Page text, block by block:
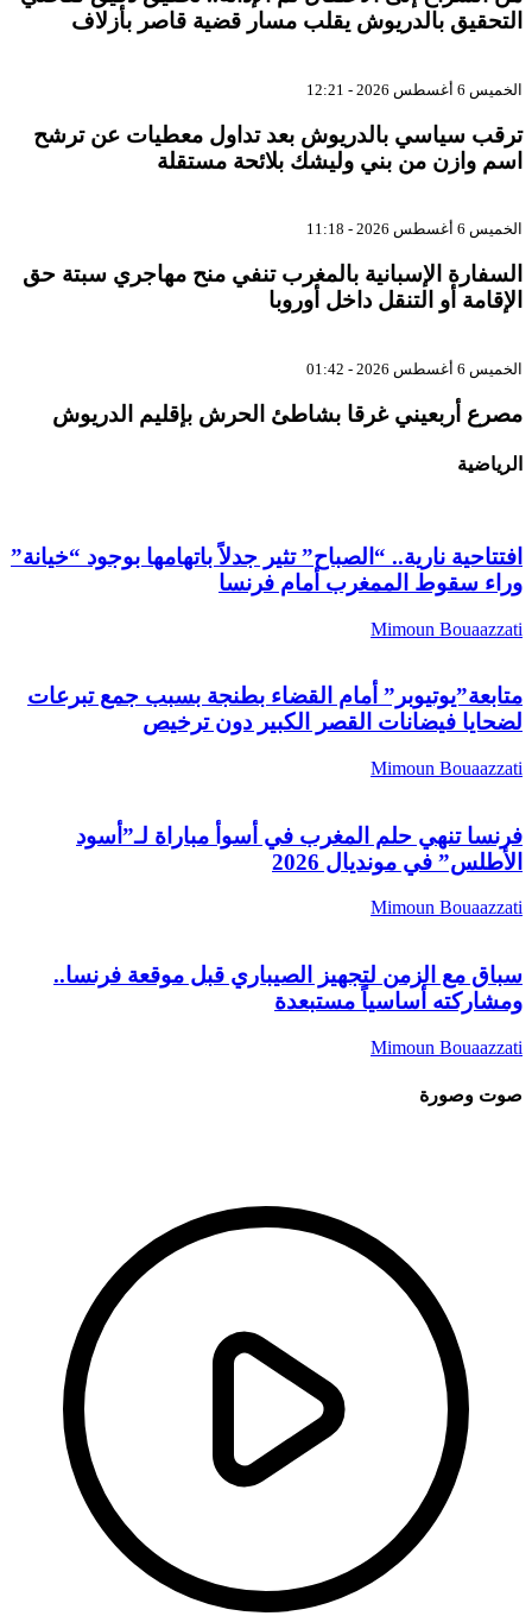
بالدريوش يقلب مسار قضية قاصر بأزلاف
6 أغسطس 2026 - 12:21
سياسي بالدريوش بعد تداول معطيات عن ترشح
وازن من بني وليشك بلائحة مستقلة
6 أغسطس 2026 - 11:18
الإسبانية بالمغرب تنفي منح مهاجري سبتة حق
أو التنقل داخل أوروبا
6 أغسطس 2026 - 01:42
أربعيني غرقا بشاطئ الحرش بإقليم الدريوش
نارية.. “الصباح” تثير جدلاً باتهامها بوجود “خيانة”
سقوط الممغرب أمام فرنسا
Mimoun
أمام القضاء بطنجة بسبب جمع تبرعات
فيضانات القصر الكبير دون ترخيص
Mimoun
تنهي حلم المغرب في أسوأ مباراة لـ”أسود
في مونديال 2026
Mimoun
مع الزمن لتجهيز الصيباري قبل موقعة فرنسا..
أساسياً مستبعدة
Mimoun
وصورة